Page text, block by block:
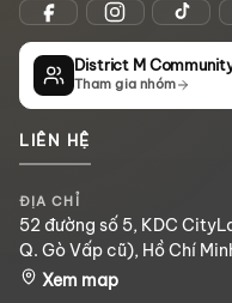
District M
Tham gia nhóm
LIÊN HỆ
ĐỊA CHỈ
52 đường số 5, KDC
Q. Gò Vấp cũ), Hồ Chí
Xem map